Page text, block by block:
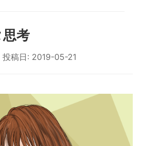
考
投稿日: 2019-05-21